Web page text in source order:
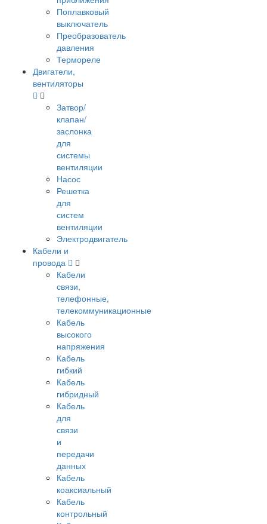
Поплавковый
выключатель
Преобразователь
давления
Термореле
Двигатели,
вентиляторы
Затвор/
клапан/
заслонка
для
системы
вентиляции
Насос
Решетка
для
систем
вентиляции
Электродвигатель
Кабели и
провода
Кабели
связи,
телефонные,
телекоммуникационные
Кабель
высокого
напряжения
Кабель
гибкий
Кабель
гибридный
Кабель
для
связи
и
передачи
данных
Кабель
коаксиальный
Кабель
контрольный